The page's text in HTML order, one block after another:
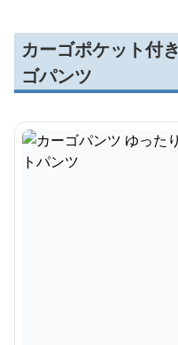
カーゴポケット付
ゴパンツ